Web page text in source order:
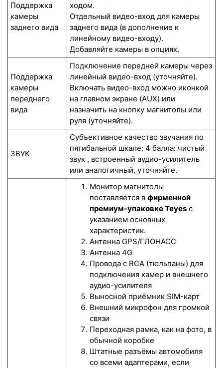
Поддержка
камеры
заднего вида
ходом.
Отдельный видео-вход для камеры
заднего вида (в дополнение к
линейному видео-входу).
Добавляйте камеры в опциях.
Поддержка
камеры
переднего
вида
Подключение передней камеры через
линейный видео-вход (уточняйте).
Включать видео-вход можно иконкой
на главном экране (AUX) или
назначить на кнопку магнитолы или
руля (уточняйте).
ЗВУК
Субъективное качество звучания по
пятибальной шкале: 4 балла: чистый
звук , встроенный аудио-усилитель
или аналогичный, уточняйте.
Монитор магнитолы
поставляется в фирменной
премиум-упаковке Teyes с
указанием основных
характеристик.
Антенна GPS/ГЛОНАСС
Антенна 4G
Провода с RCA (тюльпаны) для
подключения камер и внешнего
аудио-усилителя
Выносной приёмник SIM-карт
Внешний микрофон для громкой
связи
Переходная рамка, как на фото, в
обычной коробке
Штатные разъёмы автомобиля
со всеми адаптерами, если